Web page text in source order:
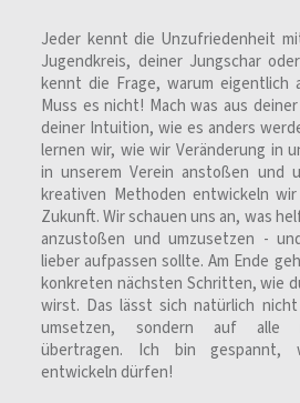
Jeder kennt die Unzufriedenheit
Jugendkreis, deiner Jungschar
kennt die Frage, warum eigentlich
Muss es nicht! Mach was aus
deiner Intuition, wie es anders
lernen wir, wie wir Veränderung in
in unserem Verein anstoßen und
kreativen Methoden entwickeln
Zukunft. Wir schauen uns an, was
anzustoßen und umzusetzen -
lieber aufpassen sollte. Am Ende
konkreten nächsten Schritten, wie
wirst. Das lässt sich natürlich
umsetzen, sondern auf alle
übertragen. Ich bin gespannt,
entwickeln dürfen!